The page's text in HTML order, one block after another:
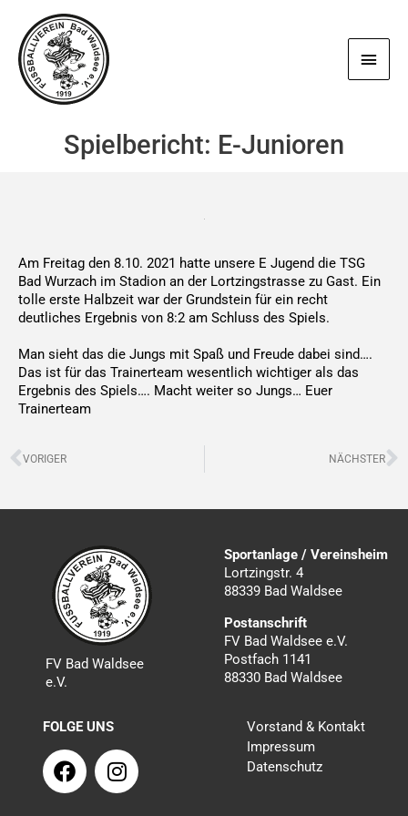
Inhalt
springen
Spielbericht: E-Junioren
Am Freitag den 8.10. 2021 hatte unsere E Jugend die TSG
Bad Wurzach im Stadion an der Lortzingstrasse zu Gast. Ein
tolle erste Halbzeit war der Grundstein für ein recht
deutliches Ergebnis von 8:2 am Schluss des Spiels.
Man sieht das die Jungs mit Spaß und Freude dabei sind….
Das ist für das Trainerteam wesentlich wichtiger als das
Ergebnis des Spiels…. Macht weiter so Jungs… Euer
Trainerteam
Zurück
VORIGER NÄCHSTER
FV Bad Waldsee
e.V.
Sportanlage / Vereinsheim
Lortzingstr. 4
88339 Bad Waldsee
Postanschrift
FV Bad Waldsee e.V.
Postfach 1141
88330 Bad Waldsee
FOLGE UNS
F
a
I
n
Vorstand & Kontakt
Impressum
Datenschutz